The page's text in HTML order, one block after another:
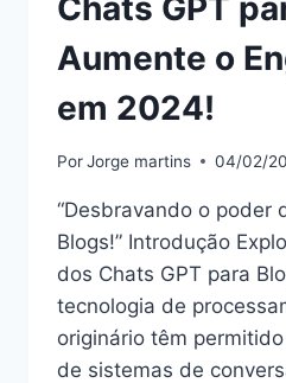
Chats GPT
Aumente o
em 2024!
PorJorge martins 04/02/
“Desbravando o poder
Blogs!” Introdução
dos Chats GPT para
tecnologia de
originário têm
de sistemas de